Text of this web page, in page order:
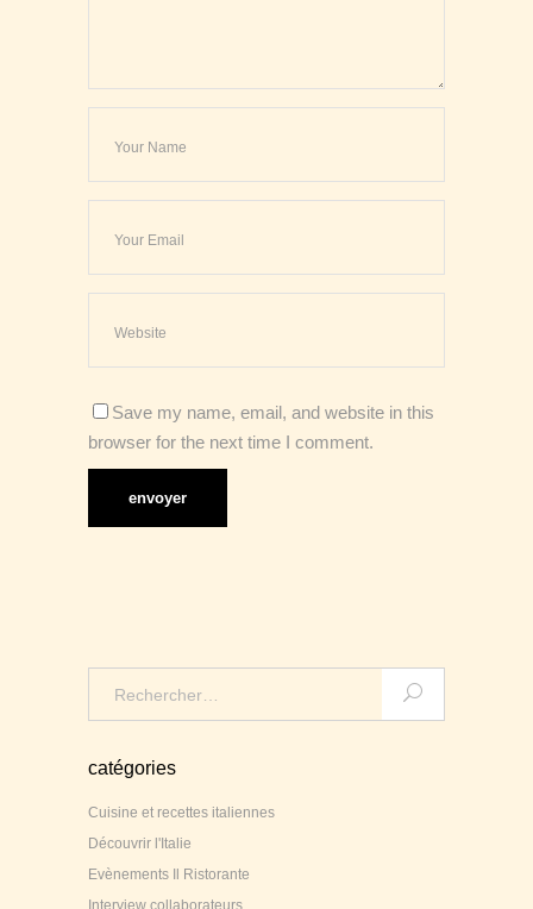
Save my name, email, and website in this
browser for the next time I comment.
catégories
Cuisine et recettes italiennes
Découvrir l'Italie
Evènements Il Ristorante